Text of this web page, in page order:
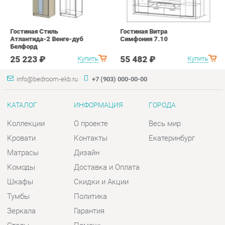
Коллекции
Кровати
Матрасы
Комоды
Тумбы
Зеркала
Столы
Мягкая мебель
Комплектующие
ИНФОРМАЦИЯ
О проекте
Дизайн
Доставка и Оплата
Политика
Гарантия
Помощь
ГОРОДА
Весь мир
КОНТАКТЫ